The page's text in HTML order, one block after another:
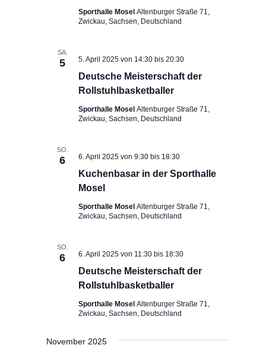
Sporthalle MoselAltenburger Straße 71,
Zwickau, Sachsen, Deutschland
SA.
5
Deutsche Meisterschaft der
Rollstuhlbasketballer
5. April 2025 von 14:30bis20:30
Sporthalle MoselAltenburger Straße 71,
Zwickau, Sachsen, Deutschland
SO.
6
Kuchenbasar in der Sporthalle
Mosel
6. April 2025 von 9:30bis 18:30
Sporthalle MoselAltenburger Straße 71,
Zwickau, Sachsen, Deutschland
SO.
6
Deutsche Meisterschaft der
Rollstuhlbasketballer
6. April 2025 von 11:30bis 18:30
Sporthalle MoselAltenburger Straße 71,
Zwickau, Sachsen, Deutschland
November 2025